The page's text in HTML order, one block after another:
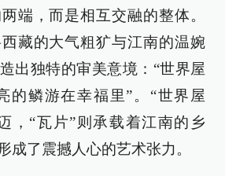
端，而是相互交融的整体。
藏的大气粗犷与江南的温婉
出独特的审美意境：“世界屋
的鳞游在幸福里”。“世界屋
，“瓦片”则承载着江南的乡
成了震撼人心的艺术张力。